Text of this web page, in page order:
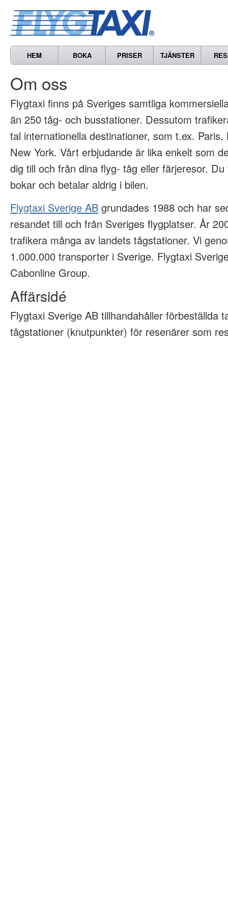
HEM BOKA PRISER TJÄNSTER
Om oss
Flygtaxi finns på Sveriges samtliga
än 250 tåg- och busstationer. Dessutom
tal internationella destinationer, som t.ex.
New York. Vårt erbjudande är lika enkelt som
dig till och från dina flyg- tåg eller färjeresor.
bokar och betalar aldrig i bilen.
Flygtaxi Sverige AB grundades 1988 och har
resandet till och från Sveriges flygplatser. År
trafikera många av landets tågstationer. Vi
1.000.000 transporter i Sverige. Flygtaxi
Cabonline Group.
Affärsidé
Flygtaxi Sverige AB tillhandahåller förbeställda
tågstationer (knutpunkter) för resenärer som